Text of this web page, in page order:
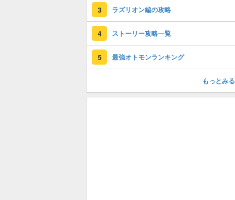
3 ラズリオン編の攻略
4 ストーリー攻略一覧
5 最強オトモンランキング
もっとみる